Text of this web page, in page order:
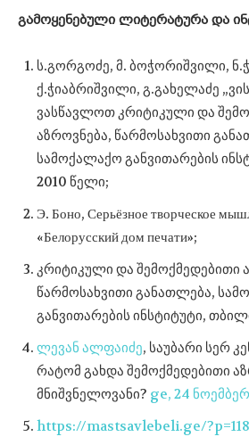
გამოყენებული ლიტერატურა და
ს.გორგოძე, მ. ბოჭორიშვილი,
ქ.ჭიაბრიშვილი, გ.გახელაძე
ვასწავლოთ კრიტიკული და
აზროვნება, წარმოსახვითი
სამოქალაქო განვითარების
2010 წელი;
Э. Боно, Серьёзное творческое
«Белорусский дом печати»;
კრიტიკული და შემოქმედებითი
წარმოსახვითი განათლება,
განვითარების ინსტიტუტი,
ლევან ალფაიძე, საუბარი სერ
რატომ გახდა შემოქმედებითი
მნიშვნელოვანი? ge, 24
https://mastsavlebeli.ge/